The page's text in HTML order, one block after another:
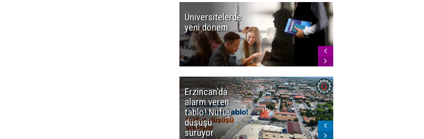
Üniversitelerde
yeni dönem
Erzincan'da
alarm veren
tablo! Nüfus
düşüşü
sürüyor